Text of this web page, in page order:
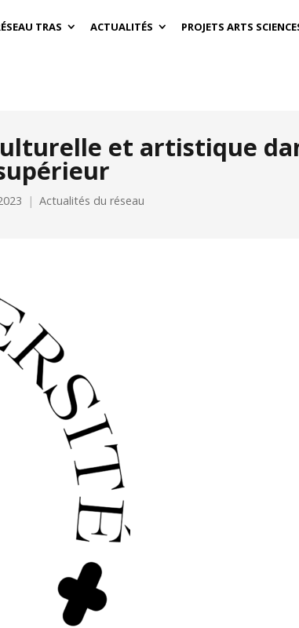
TRAS ACTUALITÉS PROJETS ARTS
et artistique
Actualités du réseau